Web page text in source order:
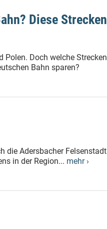
Diese
Doch welche
Bahn sparen?
die Adersbacher
in der Region... mehr ›